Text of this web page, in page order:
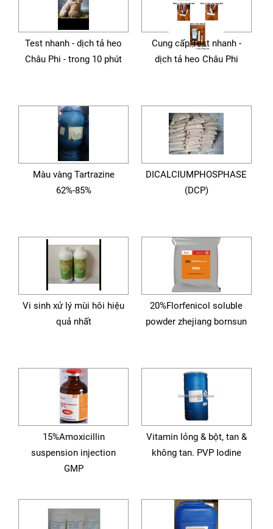
Test nhanh - dịch tả heo
Châu Phi - trong 10 phút
Cung cấp Test nhanh -
dịch tả heo Châu Phi
Màu vàng Tartrazine
62%-85%
DICALCIUMPHOSPHASE
(DCP)
Vi sinh xử lý mùi hôi hiệu
quả nhất
20%Florfenicol soluble
powder zhejiang bornsun
15%Amoxicillin
suspension injection
GMP
Vitamin lỏng & bột, tan &
không tan. PVP Iodine